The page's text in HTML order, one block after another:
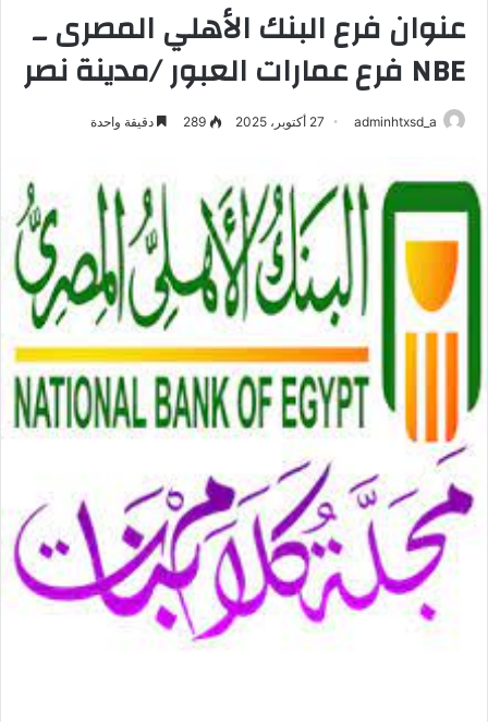
عنوان فرع البنك الأهلي المصرى _
NBE فرع عمارات العبور /مدينة نصر
adminhtxsd_a 27 أكتوبر، 2025 289 دقيقة واحدة